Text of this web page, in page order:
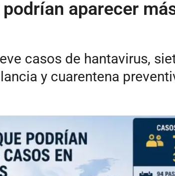
aparecer
casos de hantavirus,
y cuarentena